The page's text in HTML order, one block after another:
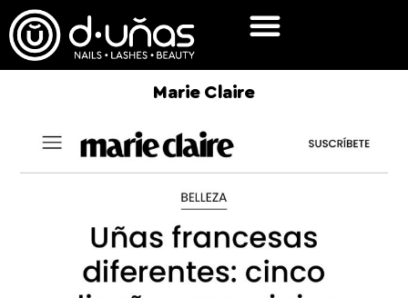
Marie Claire